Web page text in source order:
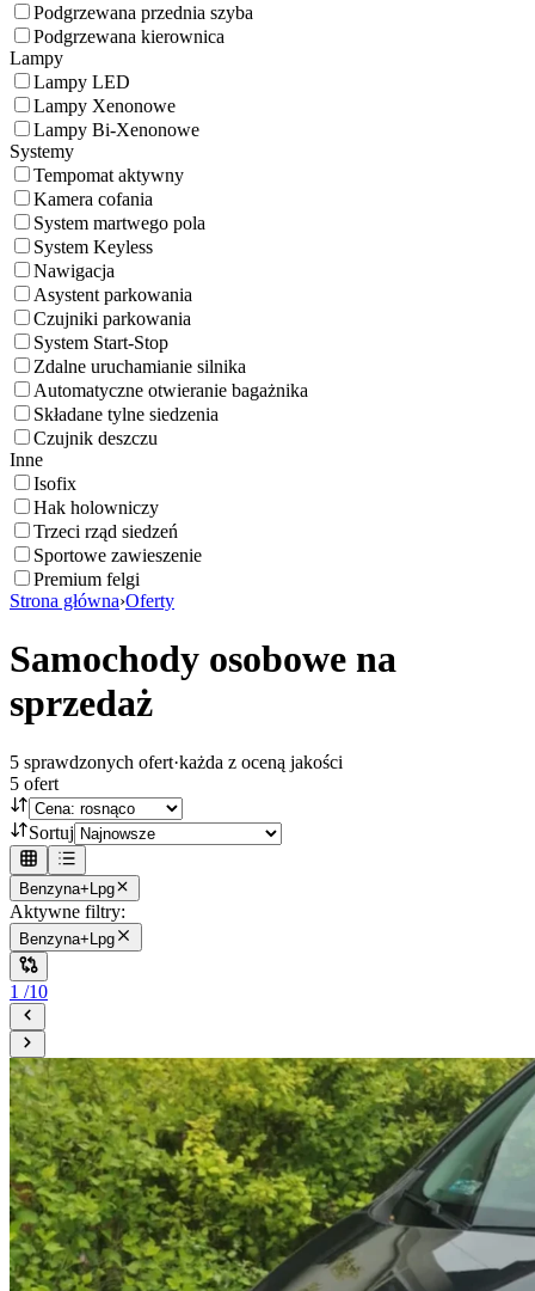
Podgrzewana przednia szyba
Podgrzewana kierownica
Lampy
Lampy LED
Lampy Xenonowe
Lampy Bi-Xenonowe
Systemy
Tempomat aktywny
Kamera cofania
System martwego pola
System Keyless
Nawigacja
Asystent parkowania
Czujniki parkowania
System Start-Stop
Zdalne uruchamianie silnika
Automatyczne otwieranie bagażnika
Składane tylne siedzenia
Czujnik deszczu
Inne
Isofix
Hak holowniczy
Trzeci rząd siedzeń
Sportowe zawieszenie
Premium felgi
Strona główna›Oferty
Samochody osobowe na
sprzedaż
5 sprawdzonych ofert·każda z oceną jakości
5 ofert
Sortuj
Benzyna+Lpg
Aktywne filtry:
Benzyna+Lpg
1 /10